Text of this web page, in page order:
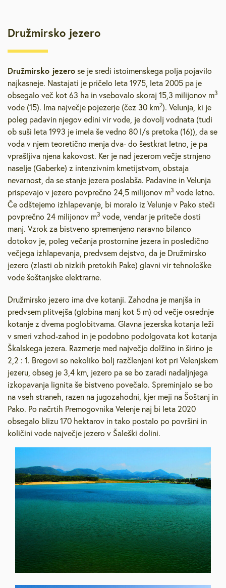
Družmirsko jezero
Družmirsko jezero se je sredi istoimenskega polja pojavilo
najkasneje. Nastajati je pričelo leta 1975, leta 2005 pa je
obsegalo več kot 63 ha in vsebovalo skoraj 15,3 milijonov m3
vode (15). Ima največje pojezerje (čez 30 km2). Velunja, ki je
poleg padavin njegov edini vir vode, je dovolj vodnata (tudi
ob suši leta 1993 je imela še vedno 80 l/s pretoka (16)), da se
voda v njem teoretično menja dva- do šestkrat letno, je pa
vprašljiva njena kakovost. Ker je nad jezerom večje strnjeno
naselje (Gaberke) z intenzivnim kmetijstvom, obstaja
nevarnost, da se stanje jezera poslabša. Padavine in Velunja
prispevajo v jezero povprečno 24,5 milijonov m3 vode letno.
Če odštejemo izhlapevanje, bi moralo iz Velunje v Pako steči
povprečno 24 milijonov m3 vode, vendar je priteče dosti
manj. Vzrok za bistveno spremenjeno naravno bilanco
dotokov je, poleg večanja prostornine jezera in posledično
večjega izhlapevanja, predvsem dejstvo, da je Družmirsko
jezero (zlasti ob nizkih pretokih Pake) glavni vir tehnološke
vode šoštanjske elektrarne.
Družmirsko jezero ima dve kotanji. Zahodna je manjša in
predvsem plitvejša (globina manj kot 5 m) od večje osrednje
kotanje z dvema poglobitvama. Glavna jezerska kotanja leži
v smeri vzhod-zahod in je podobno podolgovata kot kotanja
Škalskega jezera. Razmerje med največjo dolžino in širino je
2,2 : 1. Bregovi so nekoliko bolj razčlenjeni kot pri Velenjskem
jezeru, obseg je 3,4 km, jezero pa se bo zaradi nadaljnjega
izkopavanja lignita še bistveno povečalo. Spreminjalo se bo
na vseh straneh, razen na jugozahodni, kjer meji na Šoštanj in
Pako. Po načrtih Premogovnika Velenje naj bi leta 2020
obsegalo blizu 170 hektarov in tako postalo po površini in
količini vode največje jezero v Šaleški dolini.